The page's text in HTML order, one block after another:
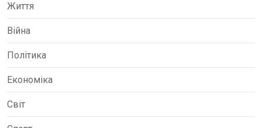
Життя
Війна
Політика
Економіка
Світ